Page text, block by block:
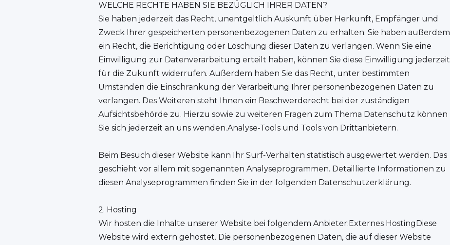
WELCHE RECHTE HABEN SIE BEZÜGLICH IHRER DATEN?
Sie haben jederzeit das Recht, unentgeltlich Auskunft über Herkunft, Empfänger und
Zweck Ihrer gespeicherten personenbezogenen Daten zu erhalten. Sie haben außerdem
ein Recht, die Berichtigung oder Löschung dieser Daten zu verlangen. Wenn Sie eine
Einwilligung zur Datenverarbeitung erteilt haben, können Sie diese Einwilligung jederzeit
für die Zukunft widerrufen. Außerdem haben Sie das Recht, unter bestimmten
Umständen die Einschränkung der Verarbeitung Ihrer personenbezogenen Daten zu
verlangen. Des Weiteren steht Ihnen ein Beschwerderecht bei der zuständigen
Aufsichtsbehörde zu. Hierzu sowie zu weiteren Fragen zum Thema Datenschutz können
Sie sich jederzeit an uns wenden.Analyse-Tools und Tools von Dritt­anbietern.
Beim Besuch dieser Website kann Ihr Surf-Verhalten statistisch ausgewertet werden. Das
geschieht vor allem mit sogenannten Analyseprogrammen. Detaillierte Informationen zu
diesen Analyseprogrammen finden Sie in der folgenden Datenschutzerklärung.
2. Hosting
Wir hosten die Inhalte unserer Website bei folgendem Anbieter:Externes HostingDiese
Website wird extern gehostet. Die personenbezogenen Daten, die auf dieser Website